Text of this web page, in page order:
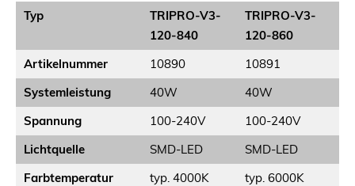
Typ
TRIPRO-V3-
120-840
TRIPRO-V3-
120-860
Artikelnummer
10890 10891
Systemleistung
40W 40W
Spannung
100-240V 100-240V
Lichtquelle
SMD-LED SMD-LED
Farbtemperatur
typ. 4000K typ. 6000K